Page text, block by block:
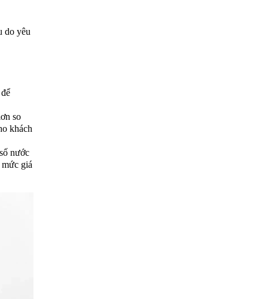
do yêu
so
khách
nước
mức giá